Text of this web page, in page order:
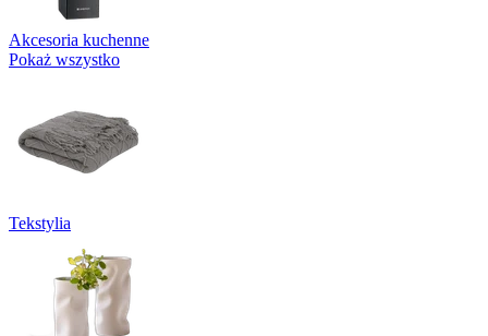
Akcesoria kuchenne
Pokaż wszystko
Tekstylia